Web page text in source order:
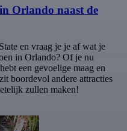
Orlando naast de
en vraag je je af wat je
in Orlando? Of je nu
een gevoelige maag en
boordevol andere attracties
zullen maken!